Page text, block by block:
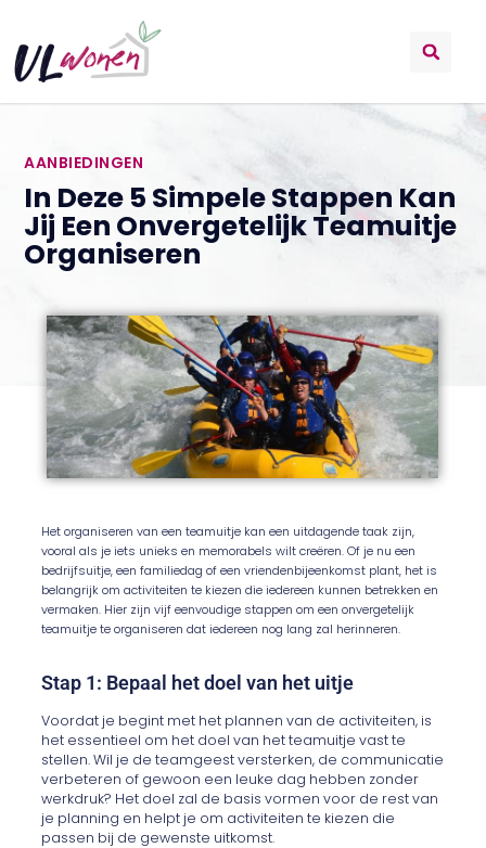
AANBIEDINGEN
In Deze 5 Simpele Stappen Kan
Jij Een Onvergetelijk Teamuitje
Organiseren
Het organiseren van een teamuitje kan een uitdagende taak zijn,
vooral als je iets unieks en memorabels wilt creëren. Of je nu een
bedrijfsuitje, een familiedag of een vriendenbijeenkomst plant, het is
belangrijk om activiteiten te kiezen die iedereen kunnen betrekken en
vermaken. Hier zijn vijf eenvoudige stappen om een onvergetelijk
teamuitje te organiseren dat iedereen nog lang zal herinneren.
Stap 1: Bepaal het doel van het uitje
Voordat je begint met het plannen van de activiteiten, is
het essentieel om het doel van het teamuitje vast te
stellen. Wil je de teamgeest versterken, de communicatie
verbeteren of gewoon een leuke dag hebben zonder
werkdruk? Het doel zal de basis vormen voor de rest van
je planning en helpt je om activiteiten te kiezen die
passen bij de gewenste uitkomst.